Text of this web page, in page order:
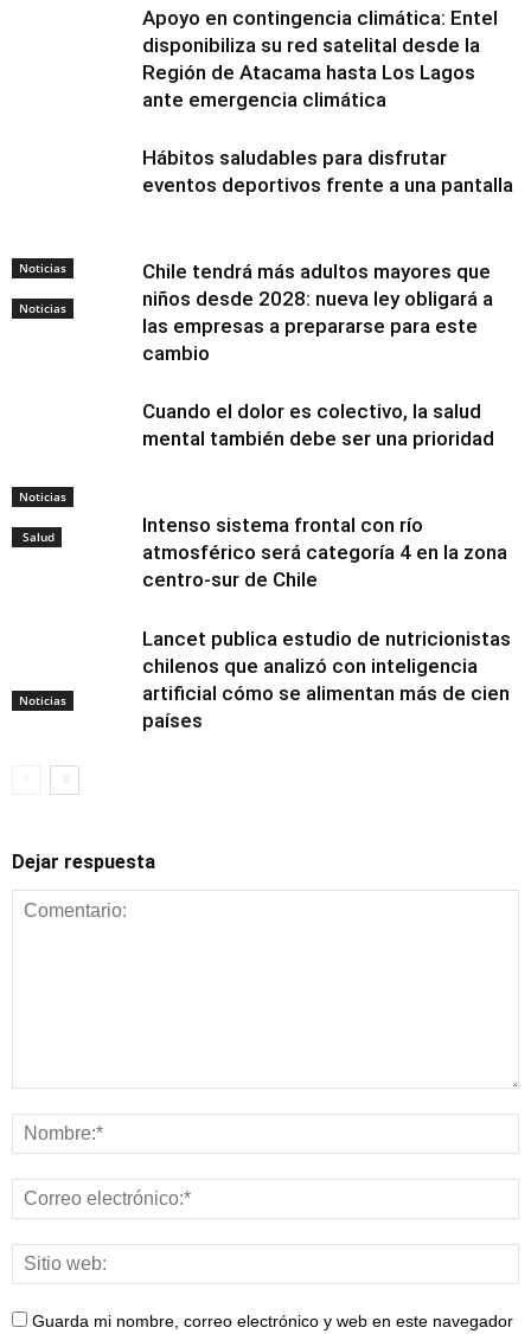
Noticias
Apoyo en contingencia climática: Entel
disponibiliza su red satelital desde la
Región de Atacama hasta Los Lagos
ante emergencia climática
Noticias
Hábitos saludables para disfrutar
eventos deportivos frente a una pantalla
Noticias
Chile tendrá más adultos mayores que
niños desde 2028: nueva ley obligará a
las empresas a prepararse para este
cambio
Salud
Cuando el dolor es colectivo, la salud
mental también debe ser una prioridad
Noticias
Intenso sistema frontal con río
atmosférico será categoría 4 en la zona
centro-sur de Chile
Alimentación y
nutrición
Lancet publica estudio de nutricionistas
chilenos que analizó con inteligencia
artificial cómo se alimentan más de cien
países
Dejar respuesta
Guarda mi nombre, correo electrónico y web en este navegador